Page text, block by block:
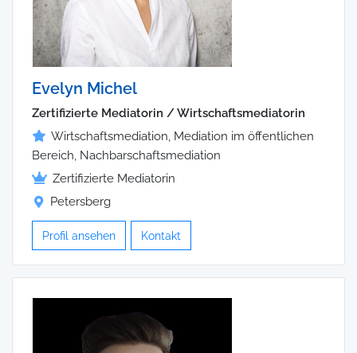
Evelyn Michel
Zertifizierte Mediatorin / Wirtschaftsmediatorin
Wirtschaftsmediation, Mediation im öffentlichen
Bereich, Nachbarschaftsmediation
Zertifizierte Mediatorin
Petersberg
Profil ansehen Kontakt